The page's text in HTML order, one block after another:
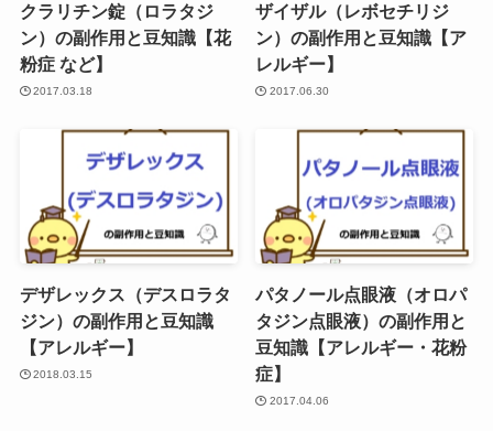
クラリチン錠（ロラタジ
ン）の副作用と豆知識【花
粉症 など】
2017.03.18
ザイザル（レボセチリジ
ン）の副作用と豆知識【ア
レルギー】
2017.06.30
デザレックス（デスロラタ
ジン）の副作用と豆知識
【アレルギー】
2018.03.15
パタノール点眼液（オロパ
タジン点眼液）の副作用と
豆知識【アレルギー・花粉
症】
2017.04.06